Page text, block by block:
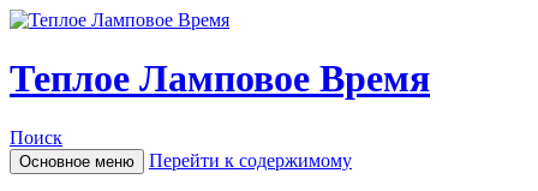
Теплое Ламповое Время
Поиск
Основное меню Перейти к содержимому